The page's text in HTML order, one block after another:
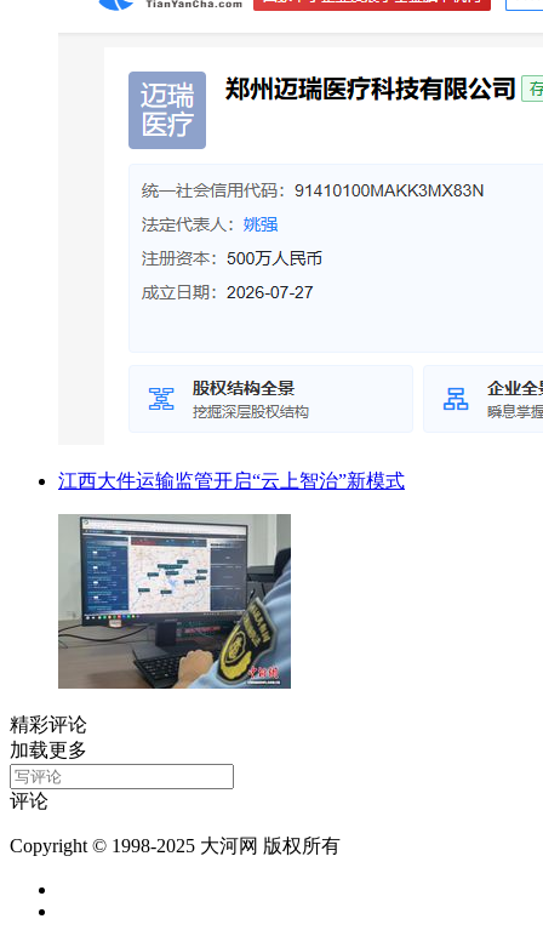
江西大件运输监管开启“云上智治”新模式
精彩评论
加载更多
评论
Copyright © 1998-2025 大河网 版权所有